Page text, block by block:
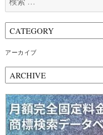
索:
アーカイブ
ー
カ
イ
ブ